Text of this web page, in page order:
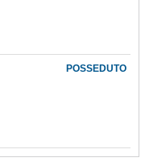
POSSEDUTO